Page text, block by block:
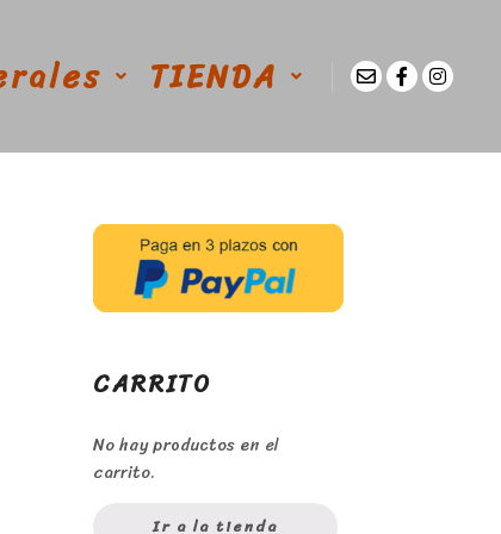
TIENDA
CARRITO
No hay productos en el
carrito.
Ir a la tienda